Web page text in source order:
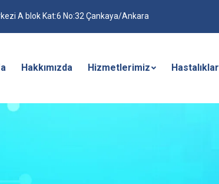
A blok Kat:6 No:32 Çankaya/Ankara
Hakkımızda Hizmetlerimiz Hastalıklar